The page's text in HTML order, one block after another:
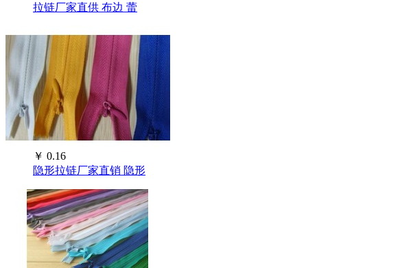
拉链厂家直供 布边 蕾
￥ 0.16
隐形拉链厂家直销 隐形